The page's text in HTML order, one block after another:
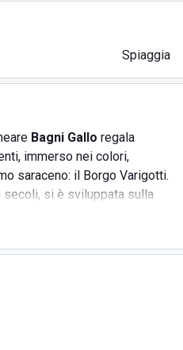
Spiaggia
Bagni Gallo regala
immerso nei colori,
saraceno: il Borgo Varigotti.
si è sviluppata sulla
stabilimento regala ai
e unico, dove il